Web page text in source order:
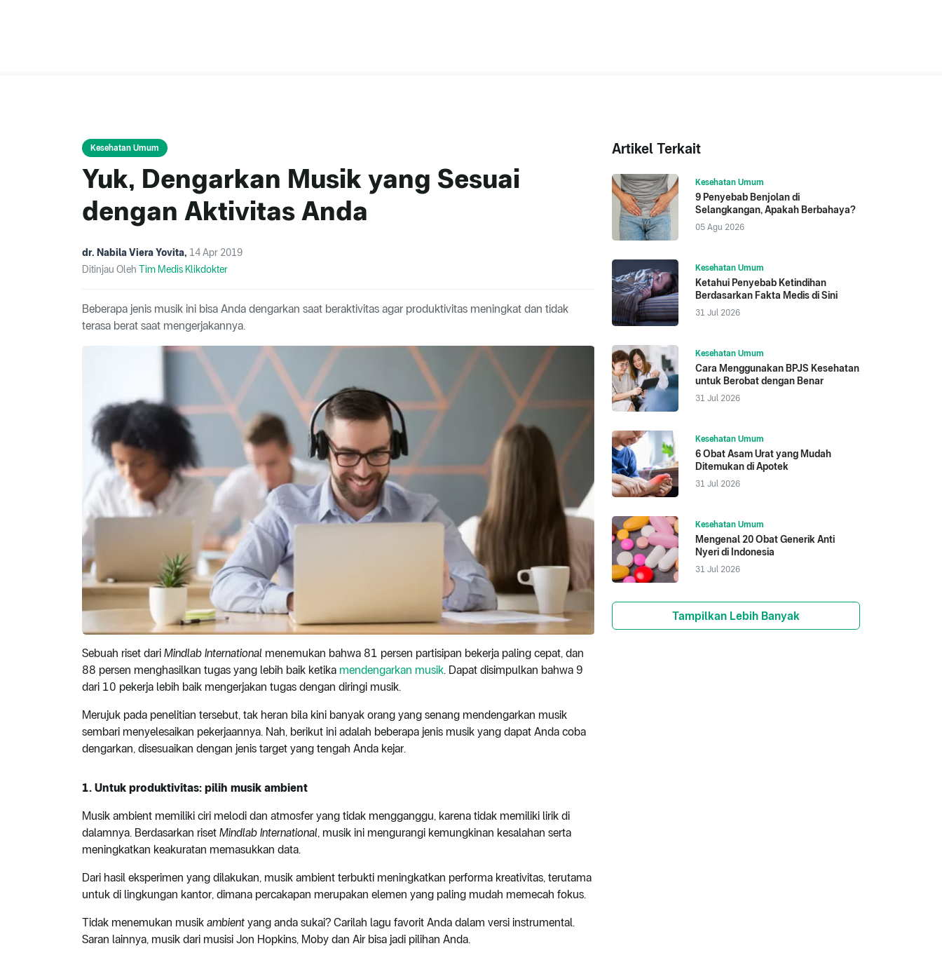
Kesehatan Umum
Yuk, Dengarkan Musik yang Sesuai
dengan Aktivitas Anda
dr. Nabila Viera Yovita, 14 Apr 2019
Ditinjau Oleh Tim Medis Klikdokter
Beberapa jenis musik ini bisa Anda dengarkan saat beraktivitas agar produktivitas meningkat dan tidak
terasa berat saat mengerjakannya.
Sebuah riset dari Mindlab International menemukan bahwa 81 persen partisipan bekerja paling cepat, dan
88 persen menghasilkan tugas yang lebih baik ketika mendengarkan musik. Dapat disimpulkan bahwa 9
dari 10 pekerja lebih baik mengerjakan tugas dengan diringi musik.
Merujuk pada penelitian tersebut, tak heran bila kini banyak orang yang senang mendengarkan musik
sembari menyelesaikan pekerjaannya. Nah, berikut ini adalah beberapa jenis musik yang dapat Anda coba
dengarkan, disesuaikan dengan jenis target yang tengah Anda kejar.
1. Untuk produktivitas: pilih musik ambient
Musik ambient memiliki ciri melodi dan atmosfer yang tidak mengganggu, karena tidak memiliki lirik di
dalamnya. Berdasarkan riset Mindlab International, musik ini mengurangi kemungkinan kesalahan serta
meningkatkan keakuratan memasukkan data.
Dari hasil eksperimen yang dilakukan, musik ambient terbukti meningkatkan performa kreativitas, terutama
untuk di lingkungan kantor, dimana percakapan merupakan elemen yang paling mudah memecah fokus.
Tidak menemukan musik ambient yang anda sukai? Carilah lagu favorit Anda dalam versi instrumental.
Saran lainnya, musik dari musisi Jon Hopkins, Moby dan Air bisa jadi pilihan Anda.
Artikel Terkait
Kesehatan Umum
9 Penyebab Benjolan di
Selangkangan, Apakah Berbahaya?
05 Agu 2026
Kesehatan Umum
Ketahui Penyebab Ketindihan
Berdasarkan Fakta Medis di Sini
31 Jul 2026
Kesehatan Umum
Cara Menggunakan BPJS Kesehatan
untuk Berobat dengan Benar
31 Jul 2026
Kesehatan Umum
6 Obat Asam Urat yang Mudah
Ditemukan di Apotek
31 Jul 2026
Kesehatan Umum
Mengenal 20 Obat Generik Anti
Nyeri di Indonesia
31 Jul 2026
Tampilkan Lebih Banyak